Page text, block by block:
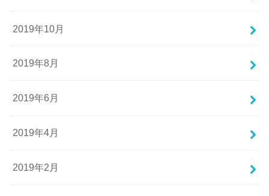
2019年10月
2019年8月
2019年6月
2019年4月
2019年2月